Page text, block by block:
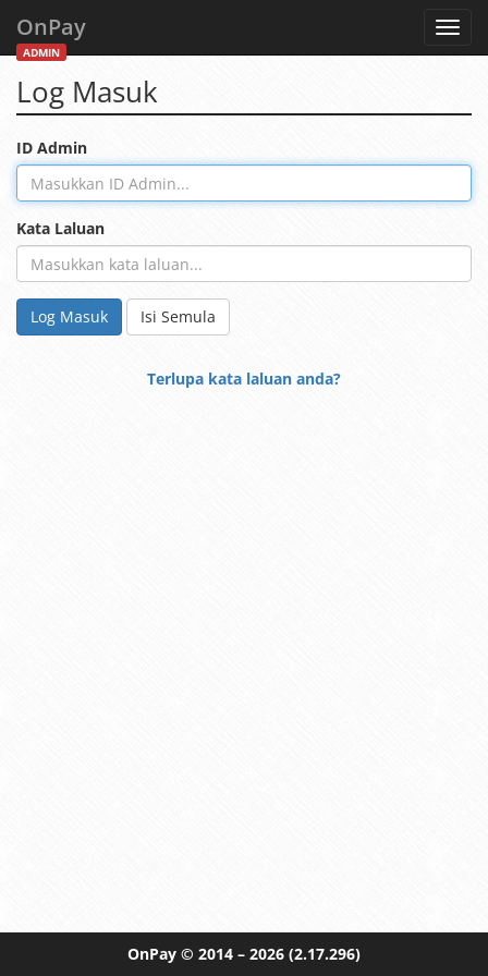
OnPay
ADMIN
Log Masuk
ID Admin
Kata Laluan
Log Masuk Isi Semula
Terlupa kata laluan anda?
OnPay © 2014 – 2026 (2.17.296)